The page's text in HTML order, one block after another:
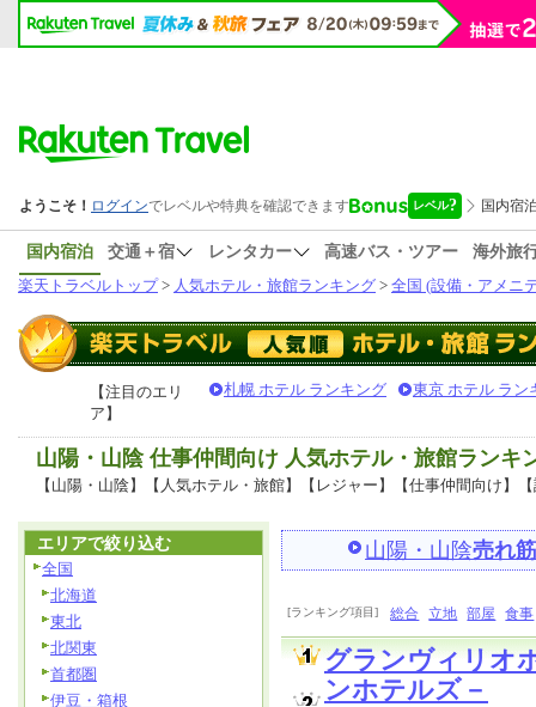
国内宿泊 交通＋宿 レンタカー 高速バス・ツアー
海外旅
楽天トラベルトップ> 人気ホテル・旅館ランキング > 全国 (設備・アメニ
【注目のエリ
ア】
札幌 ホテル ランキング 東京 ホテル ラン
山陽・山陰 仕事仲間向け 人気ホテル・旅館ランキ
【山陽・山陰】【人気ホテル・旅館】【レジャー】【仕事仲間向け】
山陽・山陰売れ筋
[ランキング項目] 総合 立地 部屋 食事
グランヴィリ
ンホテルズ－
エリアで絞り込む
全国
北海道
東北
北関東
首都圏
伊豆・箱根